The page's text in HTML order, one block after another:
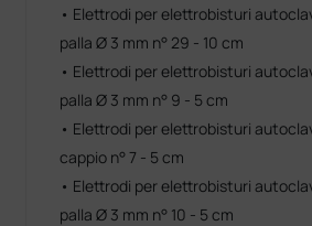
• Elettrodi per elettrobisturi
palla Ø 3 mm n° 29 - 10 cm
• Elettrodi per elettrobisturi
palla Ø 3 mm n° 9 - 5 cm
• Elettrodi per elettrobisturi
cappio n° 7 - 5 cm
• Elettrodi per elettrobisturi
palla Ø 3 mm n° 10 - 5 cm